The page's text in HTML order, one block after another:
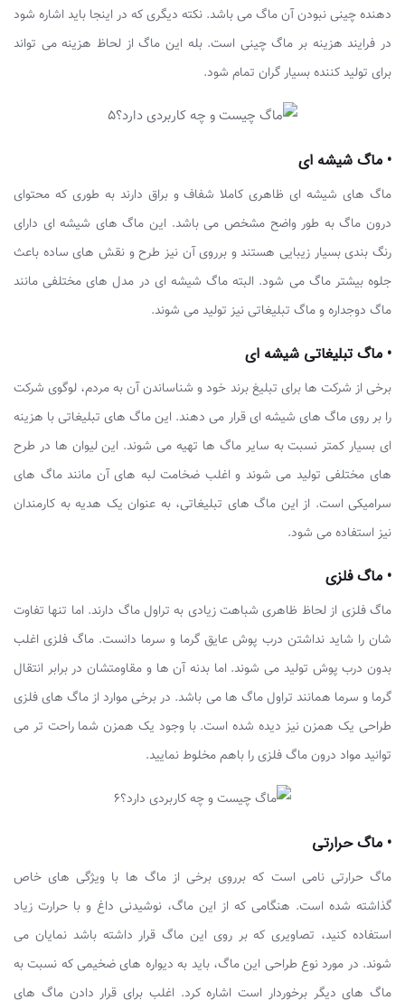
دهنده چینی نبودن آن ماگ می باشد. نکته دیگری که در اینجا باید اشاره شود
در فرایند هزینه بر ماگ چینی است. بله این ماگ از لحاظ هزینه می تواند
برای تولید کننده بسیار گران تمام شود.
• ماگ شیشه ای
ماگ های شیشه ای ظاهری کاملا شفاف و براق دارند به طوری که محتوای
درون ماگ به طور واضح مشخص می باشد. این ماگ های شیشه ای دارای
رنگ بندی بسیار زیبایی هستند و برروی آن نیز طرح و نقش های ساده باعث
جلوه بیشتر ماگ می شود. البته ماگ شیشه ای در مدل های مختلفی مانند
ماگ دوجداره و ماگ تبلیغاتی نیز تولید می شوند.
• ماگ تبلیغاتی شیشه ای
برخی از شرکت ها برای تبلیغ برند خود و شناساندن آن به مردم، لوگوی شرکت
را بر روی ماگ های شیشه ای قرار می دهند. این ماگ های تبلیغاتی با هزینه
ای بسیار کمتر نسبت به سایر ماگ ها تهیه می شوند. این لیوان ها در طرح
های مختلفی تولید می شوند و اغلب ضخامت لبه های آن مانند ماگ های
سرامیکی است. از این ماگ های تبلیغاتی، به عنوان یک هدیه به کارمندان
نیز استفاده می شود.
• ماگ فلزی
ماگ فلزی از لحاظ ظاهری شباهت زیادی به تراول ماگ دارند. اما تنها تفاوت
شان را شاید نداشتن درب پوش عایق گرما و سرما دانست. ماگ فلزی اغلب
بدون درب پوش تولید می شوند. اما بدنه آن ها و مقاومتشان در برابر انتقال
گرما و سرما همانند تراول ماگ ها می باشد. در برخی موارد از ماگ های فلزی
طراحی یک همزن نیز دیده شده است. با وجود یک همزن شما راحت تر می
توانید مواد درون ماگ فلزی را باهم مخلوط نمایید.
• ماگ حرارتی
ماگ حرارتی نامی است که برروی برخی از ماگ ها با ویژگی های خاص
گذاشته شده است. هنگامی که از این ماگ، نوشیدنی داغ و با حرارت زیاد
استفاده کنید، تصاویری که بر روی این ماگ قرار داشته باشد نمایان می
شوند. در مورد نوع طراحی این ماگ، باید به دیواره های ضخیمی که نسبت به
ماگ های دیگر برخوردار است اشاره کرد. اغلب برای قرار دادن ماگ های